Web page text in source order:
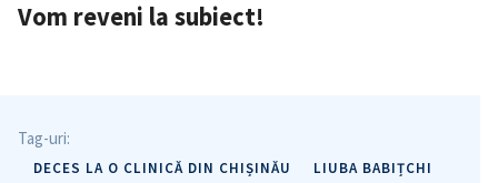
Vom reveni la subiect!
Tag-uri:
DECES LA O CLINICĂ DIN CHIȘINĂU
LIUBA BABIȚCHI